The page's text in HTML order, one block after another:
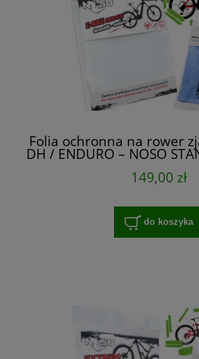
Folia ochronna na rower
DH / ENDURO – NOSO
149,00 zł
do koszyka